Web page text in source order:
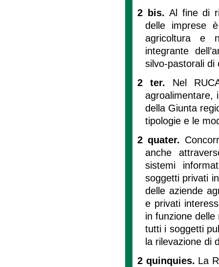
2 bis.Al fine di
delle imprese
agricoltura e
integrante
silvo-pastorali di
2 ter. Nel
agroalimentare,
della Giunta
tipologie e le
2 quater.
anche
sistemi
soggetti privati
delle aziende
e privati
in funzione
tutti i soggetti
la rilevazione di
2 quinquies. La